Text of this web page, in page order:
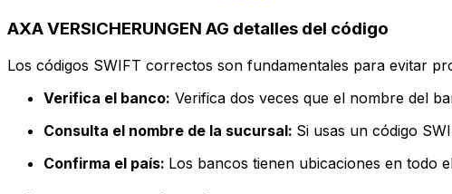
AXA VERSICHERUNGEN AG detalles del código
Los códigos SWIFT correctos son fundamentales para evitar
Verifica el banco: Verifica dos veces que el nombre del
Consulta el nombre de la sucursal: Si usas un código
Confirma el país: Los bancos tienen ubicaciones en todo